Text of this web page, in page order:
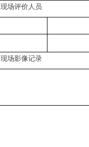
现场评价人员
现场影像记录